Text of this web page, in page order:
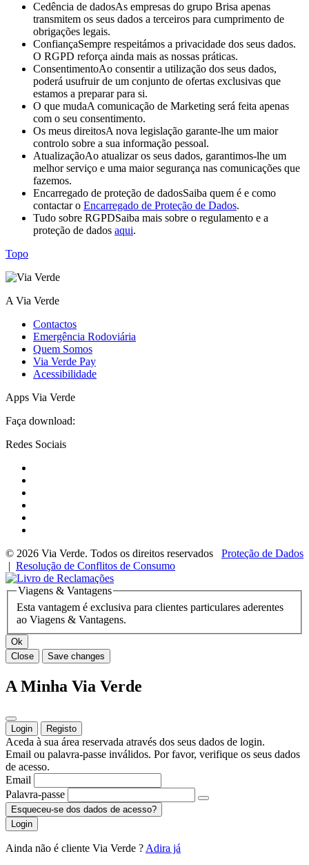
Cedência de dadosAs empresas do grupo Brisa apenas
transmitem os seus dados a terceiros para cumprimento de
obrigações legais.
ConfiançaSempre respeitámos a privacidade dos seus dados.
O RGPD reforça ainda mais as nossas práticas.
ConsentimentoAo consentir a utilização dos seus dados,
poderá usufruir de um conjunto de ofertas exclusivas que
estamos a preparar para si.
O que mudaA comunicação de Marketing será feita apenas
com o seu consentimento.
Os meus direitosA nova legislação garante-lhe um maior
controlo sobre a sua informação pessoal.
AtualizaçãoAo atualizar os seus dados, garantimos-lhe um
melhor serviço e uma maior segurança nas comunicações que
fazemos.
Encarregado de proteção de dadosSaiba quem é e como
contactar o Encarregado de Proteção de Dados.
Tudo sobre RGPDSaiba mais sobre o regulamento e a
proteção de dados aqui.
Topo
A Via Verde
Contactos
Emergência Rodoviária
Quem Somos
Via Verde Pay
Acessibilidade
Apps Via Verde
Faça download:
Redes Sociais
© 2026 Via Verde. Todos os direitos reservados
Proteção de Dados
| Resolução de Conflitos de Consumo
Viagens & Vantagens
Esta vantagem é exclusiva para clientes particulares aderentes
ao Viagens & Vantagens.
Ok
Close
Save changes
A Minha Via Verde
Login Registo
Aceda à sua área reservada através dos seus dados de login.
Email ou palavra-passe inválidos. Por favor, verifique os seus dados
de acesso.
Email
Palavra-passe
Esqueceu-se dos dados de acesso?
Login
Ainda não é cliente Via Verde ?Adira já